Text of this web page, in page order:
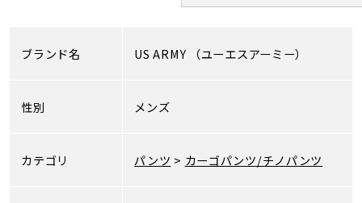
ブランド名 US ARMY （ユーエスアーミー）
性別 メンズ
カテゴリ パンツ > カーゴパンツ/チノパンツ